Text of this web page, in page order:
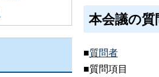
本会議の質
■質問者
■質問項目